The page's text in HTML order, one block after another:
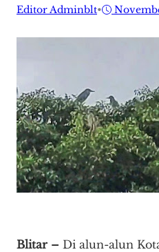
Editor Adminblt•
Blitar – Di alun-alun